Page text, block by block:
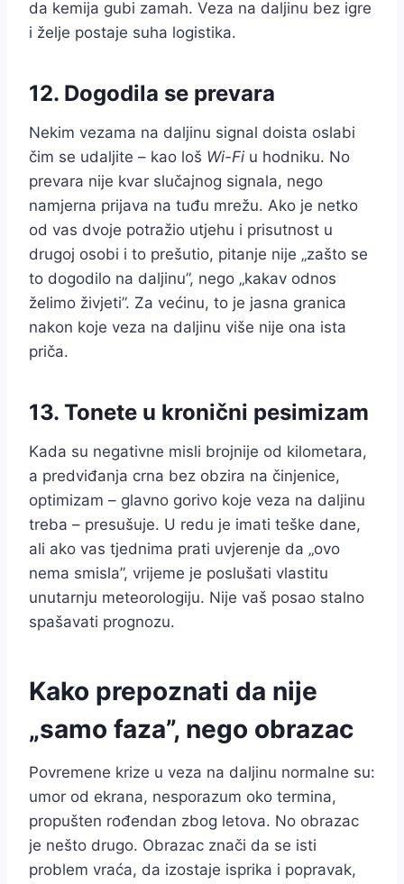
da kemija gubi zamah. Veza na daljinu bez igre
i želje postaje suha logistika.
12. Dogodila se prevara
Nekim vezama na daljinu signal doista oslabi
čim se udaljite – kao loš Wi-Fi u hodniku. No
prevara nije kvar slučajnog signala, nego
namjerna prijava na tuđu mrežu. Ako je netko
od vas dvoje potražio utjehu i prisutnost u
drugoj osobi i to prešutio, pitanje nije „zašto se
to dogodilo na daljinu”, nego „kakav odnos
želimo živjeti”. Za većinu, to je jasna granica
nakon koje veza na daljinu više nije ona ista
priča.
13. Tonete u kronični pesimizam
Kada su negativne misli brojnije od kilometara,
a predviđanja crna bez obzira na činjenice,
optimizam – glavno gorivo koje veza na daljinu
treba – presušuje. U redu je imati teške dane,
ali ako vas tjednima prati uvjerenje da „ovo
nema smisla”, vrijeme je poslušati vlastitu
unutarnju meteorologiju. Nije vaš posao stalno
spašavati prognozu.
Kako prepoznati da nije
„samo faza”, nego obrazac
Povremene krize u veza na daljinu normalne su:
umor od ekrana, nesporazum oko termina,
propušten rođendan zbog letova. No obrazac
je nešto drugo. Obrazac znači da se isti
problem vraća, da izostaje isprika i popravak,